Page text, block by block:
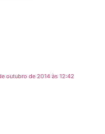
outubro de 2014 às 12:42